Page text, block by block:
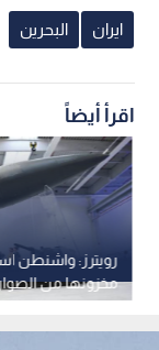
ايران البحرين
اقرأ أيضاً
رويترز: واشنطن
مخزونها من
المدى في حرب